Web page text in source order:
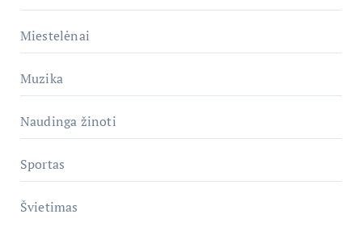
Miestelėnai
Muzika
Naudinga žinoti
Sportas
Švietimas